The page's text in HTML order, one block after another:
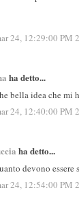
24, 12:29:00 PM
ha detto...
bella idea che
24, 12:40:00 PM
ha detto...
devono
24, 12:54:00 PM